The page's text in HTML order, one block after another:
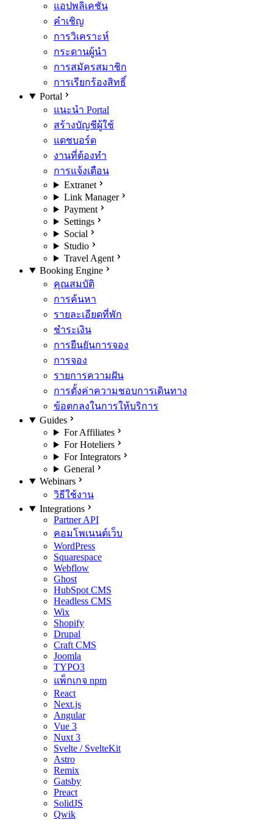
แอปพลิเคชัน
คำเชิญ
การวิเคราะห์
กระดานผู้นำ
การสมัครสมาชิก
การเรียกร้องสิทธิ์
Portal
แนะนำ Portal
สร้างบัญชีผู้ใช้
แดชบอร์ด
งานที่ต้องทำ
การแจ้งเตือน
Extranet
Link Manager
Payment
Settings
Social
Studio
Travel Agent
Booking Engine
คุณสมบัติ
การค้นหา
รายละเอียดที่พัก
ชำระเงิน
การยืนยันการจอง
การจอง
รายการความฝัน
การตั้งค่าความชอบการเดินทาง
ข้อตกลงในการให้บริการ
Guides
For Affiliates
For Hoteliers
For Integrators
General
Webinars
วิธีใช้งาน
Integrations
Partner API
คอมโพเนนต์เว็บ
WordPress
Squarespace
Webflow
Ghost
HubSpot CMS
Headless CMS
Wix
Shopify
Drupal
Craft CMS
Joomla
TYPO3
แพ็กเกจ npm
React
Next.js
Angular
Vue 3
Nuxt 3
Svelte / SvelteKit
Astro
Remix
Gatsby
Preact
SolidJS
Qwik